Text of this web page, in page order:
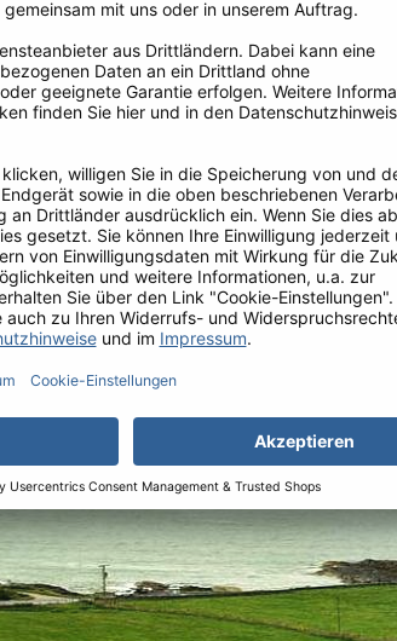
die nach
Board
Aged Beef
nach.
zur
John Stone-
Siegeln
Welfare
das Umwelt-
von Gräsern und Kräutern,
erhalten sie zusätzlich
Einsatz von Pestiziden
respektvoll behandelt und
Schnee und Regen in
Hormonen wird
Gourmetfleisch voller Geschmack